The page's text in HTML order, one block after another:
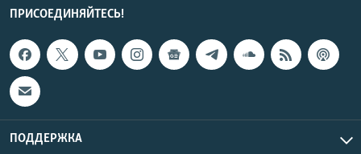
ПРИСОЕДИНЯЙТЕСЬ!
ПОДДЕРЖКА